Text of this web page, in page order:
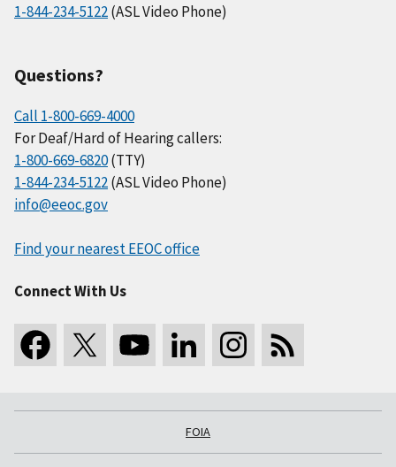
1-844-234-5122(ASL Video Phone)
Questions?
Call 1-800-669-4000
For Deaf/Hard of Hearing callers:
1-800-669-6820(TTY)
1-844-234-5122(ASL Video Phone)
info@eeoc.gov
Find your nearest EEOC office
Connect With Us
FOIA